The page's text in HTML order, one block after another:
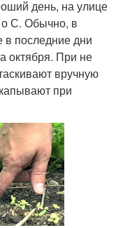
день, на улице
С. Обычно, в
в последние дни
октября. При не
вручную
при